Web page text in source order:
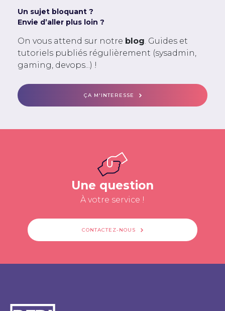
Un sujet bloquant ?
Envie d’aller plus loin ?
On vous attend sur notre blog. Guides et
tutoriels publiés régulièrement (sysadmin,
gaming, devops...) !
ÇA M'INTERESSE
Une question
À votre service !
CONTACTEZ-NOUS